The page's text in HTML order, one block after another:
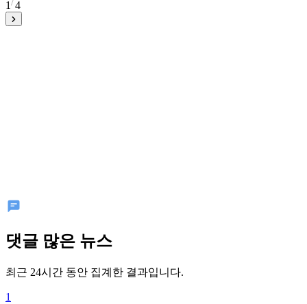
1 4
댓글 많은 뉴스
최근 24시간 동안 집계한 결과입니다.
1